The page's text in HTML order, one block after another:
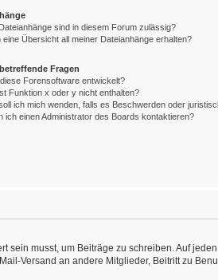
sind in diesem Forum zulässig?
eine Übersicht all meiner Dateianhänge erhalten?
Fragen
Forensoftware entwickelt?
Funktion x oder y nicht enthalten?
ich mich wenden, falls es Beschwerden oder
ich einen Administrator des Boards kontaktieren?
musst, um Beiträge zu schreiben. Auf
Versand an andere Mitglieder, Beitritt zu